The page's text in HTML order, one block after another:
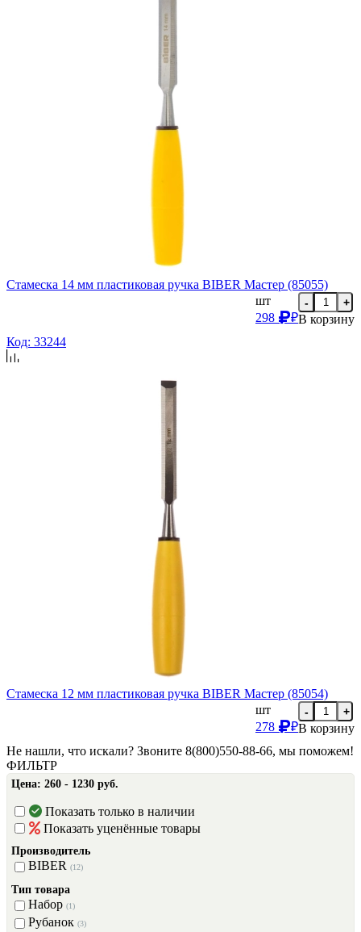
Стамеска 14 мм пластиковая ручка BIBER Мастер (85055)
шт
298
₽
- +
В корзину
Код: 33244
Стамеска 12 мм пластиковая ручка BIBER Мастер (85054)
шт
278
₽
- +
В корзину
Не нашли, что искали? Звоните 8(800)550-88-66, мы поможем!
ФИЛЬТР
Цена: 260 - 1230 руб.
Показать только в наличии
Показать уценённые товары
Производитель
BIBER (12)
Тип товара
Набор (1)
Рубанок (3)